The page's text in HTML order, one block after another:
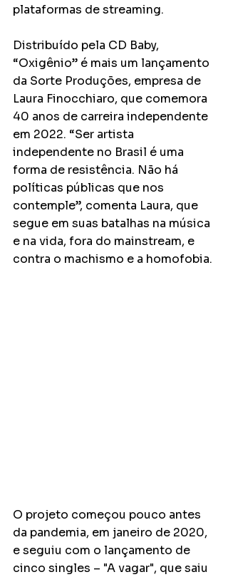
plataformas de streaming.
Distribuído pela CD Baby,
“Oxigênio” é mais um lançamento
da Sorte Produções, empresa de
Laura Finocchiaro, que comemora
40 anos de carreira independente
em 2022. “Ser artista
independente no Brasil é uma
forma de resistência. Não há
políticas públicas que nos
contemple”, comenta Laura, que
segue em suas batalhas na música
e na vida, fora do mainstream, e
contra o machismo e a homofobia.
O projeto começou pouco antes
da pandemia, em janeiro de 2020,
e seguiu com o lançamento de
cinco singles – "A vagar", que saiu